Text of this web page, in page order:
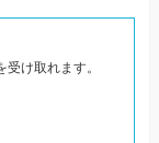
け取れます。